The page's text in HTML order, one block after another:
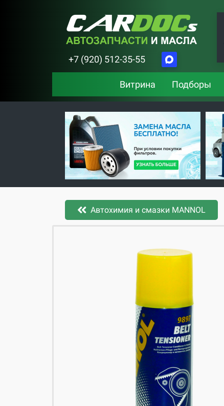
+7 (920) 512-35-55
Витрина Подборы
Автохимия и смазки MANNOL